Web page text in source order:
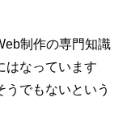
制作の専門知識
はなっています
でもないという